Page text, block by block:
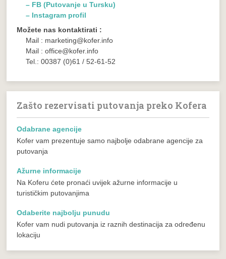
– FB (Putovanje u Tursku)
– Instagram profil
Možete nas kontaktirati :
Mail : marketing@kofer.info
Mail : office@kofer.info
Tel.: 00387 (0)61 / 52-61-52
Zašto rezervisati putovanja preko Kofera
Odabrane agencije
Kofer vam prezentuje samo najbolje odabrane agencije za
putovanja
Ažurne informacije
Na Koferu ćete pronaći uvijek ažurne informacije u
turističkim putovanjima
Odaberite najbolju punudu
Kofer vam nudi putovanja iz raznih destinacija za određenu
lokaciju